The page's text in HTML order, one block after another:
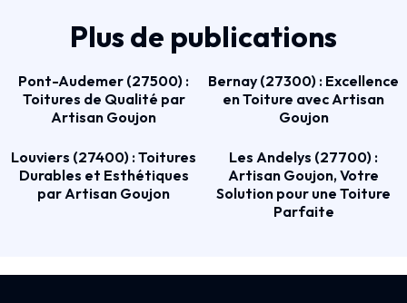
Plus de publications
Pont-Audemer (27500) :
Toitures de Qualité par
Artisan Goujon
Bernay (27300) : Excellence
en Toiture avec Artisan
Goujon
Louviers (27400) : Toitures
Durables et Esthétiques
par Artisan Goujon
Les Andelys (27700) :
Artisan Goujon, Votre
Solution pour une Toiture
Parfaite